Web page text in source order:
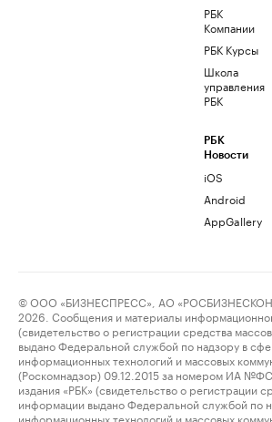
РБК
Компании
РБК Курсы
Школа
управления
РБК
РБК
Новости
iOS
Android
AppGallery
© ООО «БИЗНЕСПРЕСС», АО
2026. Сообщения и материалы
(свидетельство о регистрации средства
выдано Федеральной службой по надзору в
информационных технологий и массовых
(Роскомнадзор) 09.12.2015 за номером ИА
издания «РБК» (свидетельство о регистрации
информации выдано Федеральной службой по
информационных технологий и массовых